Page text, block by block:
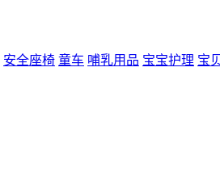
安全座椅 童车 哺乳用品 宝宝护理 宝